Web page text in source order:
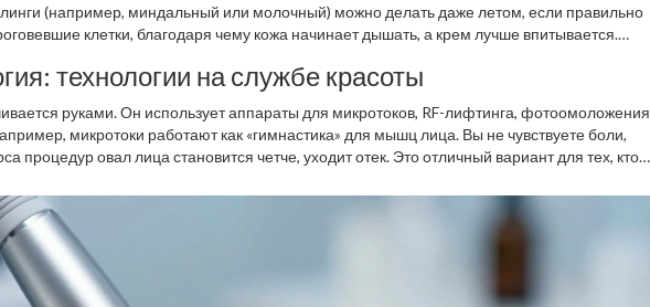
(например, миндальный или молочный) можно делать даже летом, если правильно
клетки, благодаря чему кожа начинает дышать, а крем лучше впитывается.
технологии на службе красоты
руками. Он использует аппараты для микротоков, RF-лифтинга, фотоомоложения
микротоки работают как «гимнастика» для мышц лица. Вы не чувствуете боли,
процедур овал лица становится четче, уходит отек. Это отличный вариант для тех, кто